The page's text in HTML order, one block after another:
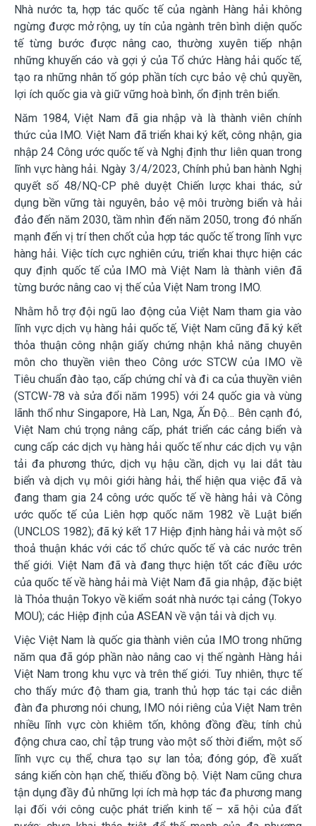
Nhà nước ta, hợp tác quốc tế của ngành Hàng hải không
ngừng được mở rộng, uy tín của ngành trên bình diện quốc
tế từng bước được nâng cao, thường xuyên tiếp nhận
những khuyến cáo và gợi ý của Tổ chức Hàng hải quốc tế,
tạo ra những nhân tố góp phần tích cực bảo vệ chủ quyền,
lợi ích quốc gia và giữ vững hoà bình, ổn định trên biển.
Năm 1984, Việt Nam đã gia nhập và là thành viên chính
thức của IMO. Việt Nam đã triển khai ký kết, công nhận, gia
nhập 24 Công ước quốc tế và Nghị định thư liên quan trong
lĩnh vực hàng hải. Ngày 3/4/2023, Chính phủ ban hành Nghị
quyết số 48/NQ-CP phê duyệt Chiến lược khai thác, sử
dụng bền vững tài nguyên, bảo vệ môi trường biển và hải
đảo đến năm 2030, tầm nhìn đến năm 2050, trong đó nhấn
mạnh đến vị trí then chốt của hợp tác quốc tế trong lĩnh vực
hàng hải. Việc tích cực nghiên cứu, triển khai thực hiện các
quy định quốc tế của IMO mà Việt Nam là thành viên đã
từng bước nâng cao vị thế của Việt Nam trong IMO.
Nhằm hỗ trợ đội ngũ lao động của Việt Nam tham gia vào
lĩnh vực dịch vụ hàng hải quốc tế, Việt Nam cũng đã ký kết
thỏa thuận công nhận giấy chứng nhận khả năng chuyên
môn cho thuyền viên theo Công ước STCW của IMO về
Tiêu chuẩn đào tạo, cấp chứng chỉ và đi ca của thuyền viên
(STCW-78 và sửa đổi năm 1995) với 24 quốc gia và vùng
lãnh thổ như Singapore, Hà Lan, Nga, Ấn Độ… Bên cạnh đó,
Việt Nam chú trọng nâng cấp, phát triển các cảng biển và
cung cấp các dịch vụ hàng hải quốc tế như các dịch vụ vận
tải đa phương thức, dịch vụ hậu cần, dịch vụ lai dắt tàu
biển và dịch vụ môi giới hàng hải, thể hiện qua việc đã và
đang tham gia 24 công ước quốc tế về hàng hải và Công
ước quốc tế của Liên hợp quốc năm 1982 về Luật biển
(UNCLOS 1982); đã ký kết 17 Hiệp định hàng hải và một số
thoả thuận khác với các tổ chức quốc tế và các nước trên
thế giới. Việt Nam đã và đang thực hiện tốt các điều ước
của quốc tế về hàng hải mà Việt Nam đã gia nhập, đặc biệt
là Thỏa thuận Tokyo về kiểm soát nhà nước tại cảng (Tokyo
MOU); các Hiệp định của ASEAN về vận tải và dịch vụ.
Việc Việt Nam là quốc gia thành viên của IMO trong những
năm qua đã góp phần nào nâng cao vị thế ngành Hàng hải
Việt Nam trong khu vực và trên thế giới. Tuy nhiên, thực tế
cho thấy mức độ tham gia, tranh thủ hợp tác tại các diễn
đàn đa phương nói chung, IMO nói riêng của Việt Nam trên
nhiều lĩnh vực còn khiêm tốn, không đồng đều; tính chủ
động chưa cao, chỉ tập trung vào một số thời điểm, một số
lĩnh vực cụ thể, chưa tạo sự lan tỏa; đóng góp, đề xuất
sáng kiến còn hạn chế, thiếu đồng bộ. Việt Nam cũng chưa
tận dụng đầy đủ những lợi ích mà hợp tác đa phương mang
lại đối với công cuộc phát triển kinh tế – xã hội của đất